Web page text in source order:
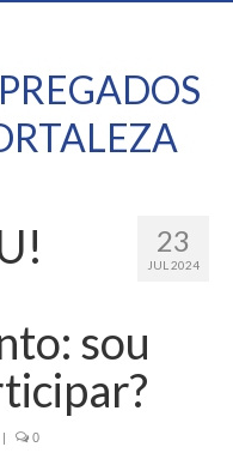
23
JUL 2024
sou
| 0